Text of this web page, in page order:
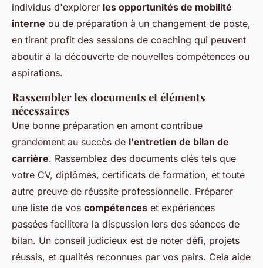
individus d'explorer les opportunités de mobilité
interne ou de préparation à un changement de poste,
en tirant profit des sessions de coaching qui peuvent
aboutir à la découverte de nouvelles compétences ou
aspirations.
Rassembler les documents et éléments
nécessaires
Une bonne préparation en amont contribue
grandement au succès de l'entretien de bilan de
carrière. Rassemblez des documents clés tels que
votre CV, diplômes, certificats de formation, et toute
autre preuve de réussite professionnelle. Préparer
une liste de vos compétences et expériences
passées facilitera la discussion lors des séances de
bilan. Un conseil judicieux est de noter défi, projets
réussis, et qualités reconnues par vos pairs. Cela aide